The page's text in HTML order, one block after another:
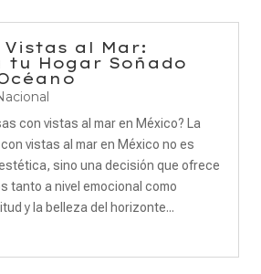
Vistas al Mar:
tu Hogar Soñado
con vistas al mar en México? La
vistas al mar en México no es
sino una decisión que ofrece
tanto a nivel emocional como
y la belleza del horizonte...